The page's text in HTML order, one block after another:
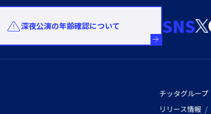
深夜公演の年齢確認について SNS
チッタグループ
リリース情報